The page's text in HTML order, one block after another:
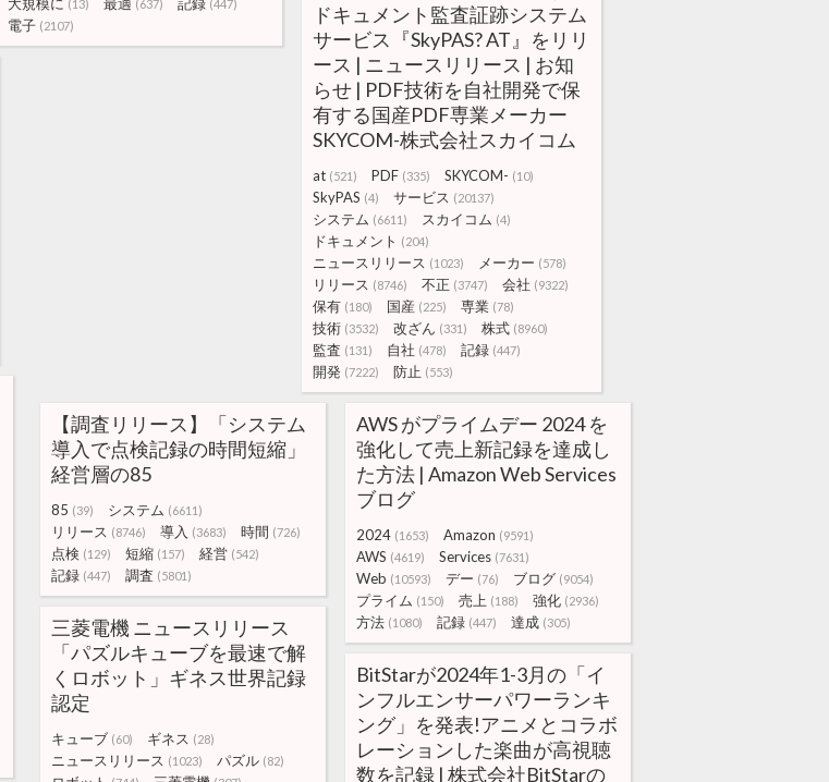
(13) (637) (447)
電子 (2107)
ドキュメント監査証跡システム
サービス『SkyPAS? AT』をリリ
ース | ニュースリリース | お知
らせ | PDF技術を自社開発で保
有する国産PDF専業メーカー
SKYCOM-株式会社スカイコム
at (521) PDF (335) SKYCOM- (10)
SkyPAS (4) サービス (20137)
システム (6611) スカイコム (4)
ドキュメント (204)
ニュースリリース (1023) メーカー (578)
リリース (8746) 不正 (3747) 会社 (9322)
保有 (180) 国産 (225) 専業 (78)
技術 (3532) 改ざん (331) 株式 (8960)
監査 (131) 自社 (478) 記録 (447)
開発 (7222) 防止 (553)
【調査リリース】「システム
導入で点検記録の時間短縮」
経営層の85
85 (39) システム (6611)
リリース (8746) 導入 (3683) 時間 (726)
点検 (129) 短縮 (157) 経営 (542)
記録 (447) 調査 (5801)
AWS がプライムデー 2024 を
強化して売上新記録を達成し
た方法 | Amazon Web Services
ブログ
2024 (1653) Amazon (9591)
AWS (4619) Services (7631)
Web (10593) デー (76) ブログ (9054)
プライム (150) 売上 (188) 強化 (2936)
方法 (1080) 記録 (447) 達成 (305)
三菱電機 ニュースリリース
「パズルキューブを最速で解
くロボット」ギネス世界記録
認定
キューブ (60) ギネス (28)
ニュースリリース (1023) パズル (82)
BitStarが2024年1-3月の「イ
ンフルエンサーパワーランキ
ング」を発表!アニメとコラボ
レーションした楽曲が高視聴
数を記録 | 株式会社BitStarの